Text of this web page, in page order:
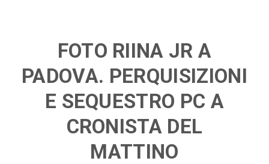
FOTO RIINA JR A
PADOVA. PERQUISIZIONI
E SEQUESTRO PC A
CRONISTA DEL
MATTINO